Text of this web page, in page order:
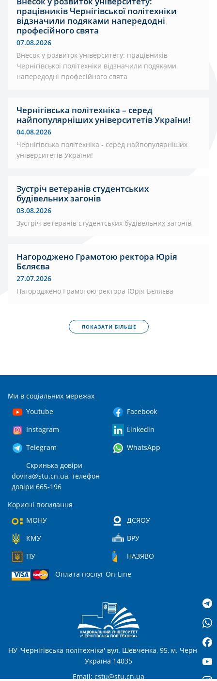
працівників Чернігівської політехніки
відзначили подяками напередодні
професійного свята
07.08.2026
Внесок у розвиток університету: працівників
Чернігівської політехніки відзначили подяками
напередодні професійного свята
Чернігівська політехніка – серед
найпопулярніших університетів України!
04.08.2026
Чернігівська політехніка - серед найпопулярніших
університетів України!
Зустріч ветеранів студентських
будівельних загонів
03.08.2026
Зустріч ветеранів студентських будівельних загонів
Нагороджено Грамотою ректора Юрія
Бєляєва
27.07.2026
Нагороджено Грамотою ректора Юрія Бєляєва
ПОКАЗАТИ БІЛЬШЕ
Ми в соціальних мережах
Youtube
Facebook
Instagram
Linkedin
Telegram
WhatsApp
Скринька довіри
dovira@stu.cn.ua, телефон
довіри 665-196
Корисні посилання
МОНУ
ДСЯОУ
КМУ
ВРУ
ПУ
НАЗЯВО
Оплата послуг On-Line
НУ 'Чернігівська політехніка' вул. Шевченка, 95, м. Чернігів,
Україна 14035
Email: cstu@stu.cn.ua